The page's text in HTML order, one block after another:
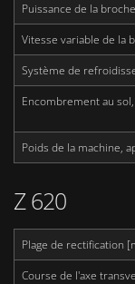
Puissance de la
Vitesse variable de la
Système de
Encombrement au
Poids de la machine,
Z 620
Plage de rectification
Course de l'axe